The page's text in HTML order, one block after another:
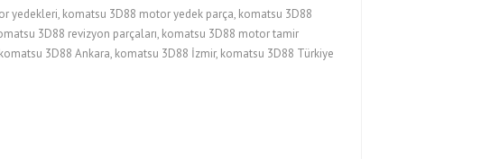
yedekleri, komatsu 3D88 motor yedek parça, komatsu 3D88
3D88 revizyon parçaları, komatsu 3D88 motor tamir
3D88 Ankara, komatsu 3D88 İzmir, komatsu 3D88 Türkiye